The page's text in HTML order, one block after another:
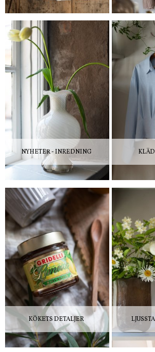
NYHETER - INREDNING
KÖKETS DETALJER